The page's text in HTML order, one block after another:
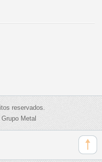
reservados.
Metal